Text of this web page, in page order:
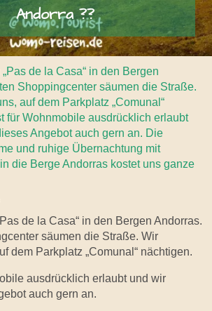
Andorra ??
de la Casa“ in den Bergen
Shoppingcenter säumen die Straße.
auf dem Parkplatz „Comunal“
für Wohnmobile ausdrücklich erlaubt
Angebot auch gern an. Die
und ruhige Übernachtung mit
die Berge Andorras kostet uns ganze
de la Casa“ in den Bergen Andorras.
säumen die Straße. Wir
dem Parkplatz „Comunal“ nächtigen.
ausdrücklich erlaubt und wir
auch gern an.